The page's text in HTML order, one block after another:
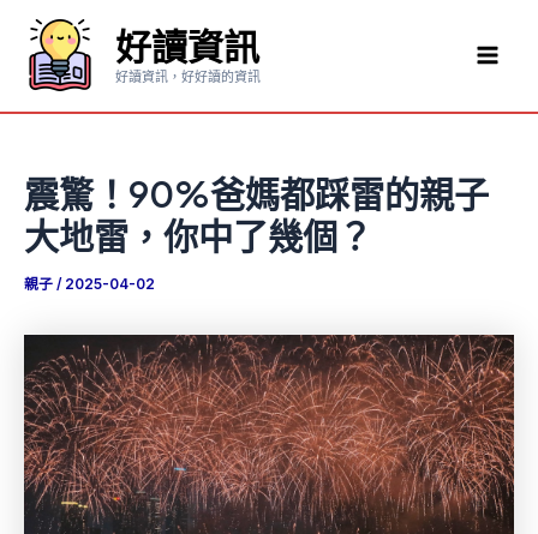
要
好讀資訊
好讀資訊，好好讀的資訊
震驚！90%爸媽都踩雷的親子
大地雷，你中了幾個？
親子 / 2025-04-02